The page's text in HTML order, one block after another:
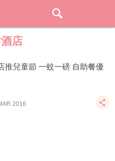
店
推兒童節 一蚊一磅 自助餐優
2016